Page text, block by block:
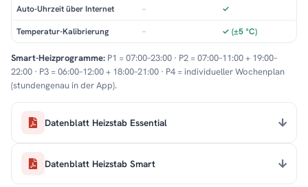
Auto-Uhrzeit über Internet – ✓
Temperatur-Kalibrierung – ✓ (±5 °C)
Smart-Heizprogramme: P1 = 07:00–23:00 · P2 = 07:00–11:00 + 19:00–
22:00 · P3 = 06:00–12:00 + 18:00–21:00 · P4 = individueller Wochenplan
(stundengenau in der App).
Datenblatt Heizstab Essential
Datenblatt Heizstab Smart